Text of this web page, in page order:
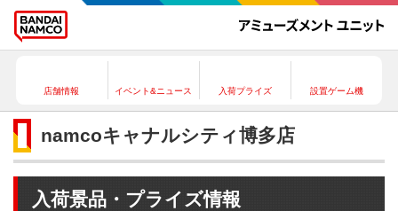
店舗情報 イベント&ニュース 入荷プライズ 設置ゲーム機
namcoキャナルシティ博多店
入荷景品・プライズ情報